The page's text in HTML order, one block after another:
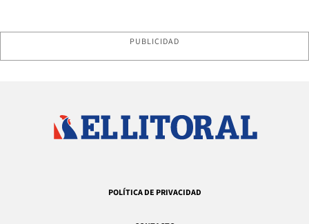
PUBLICIDAD
POLÍTICA DE PRIVACIDAD